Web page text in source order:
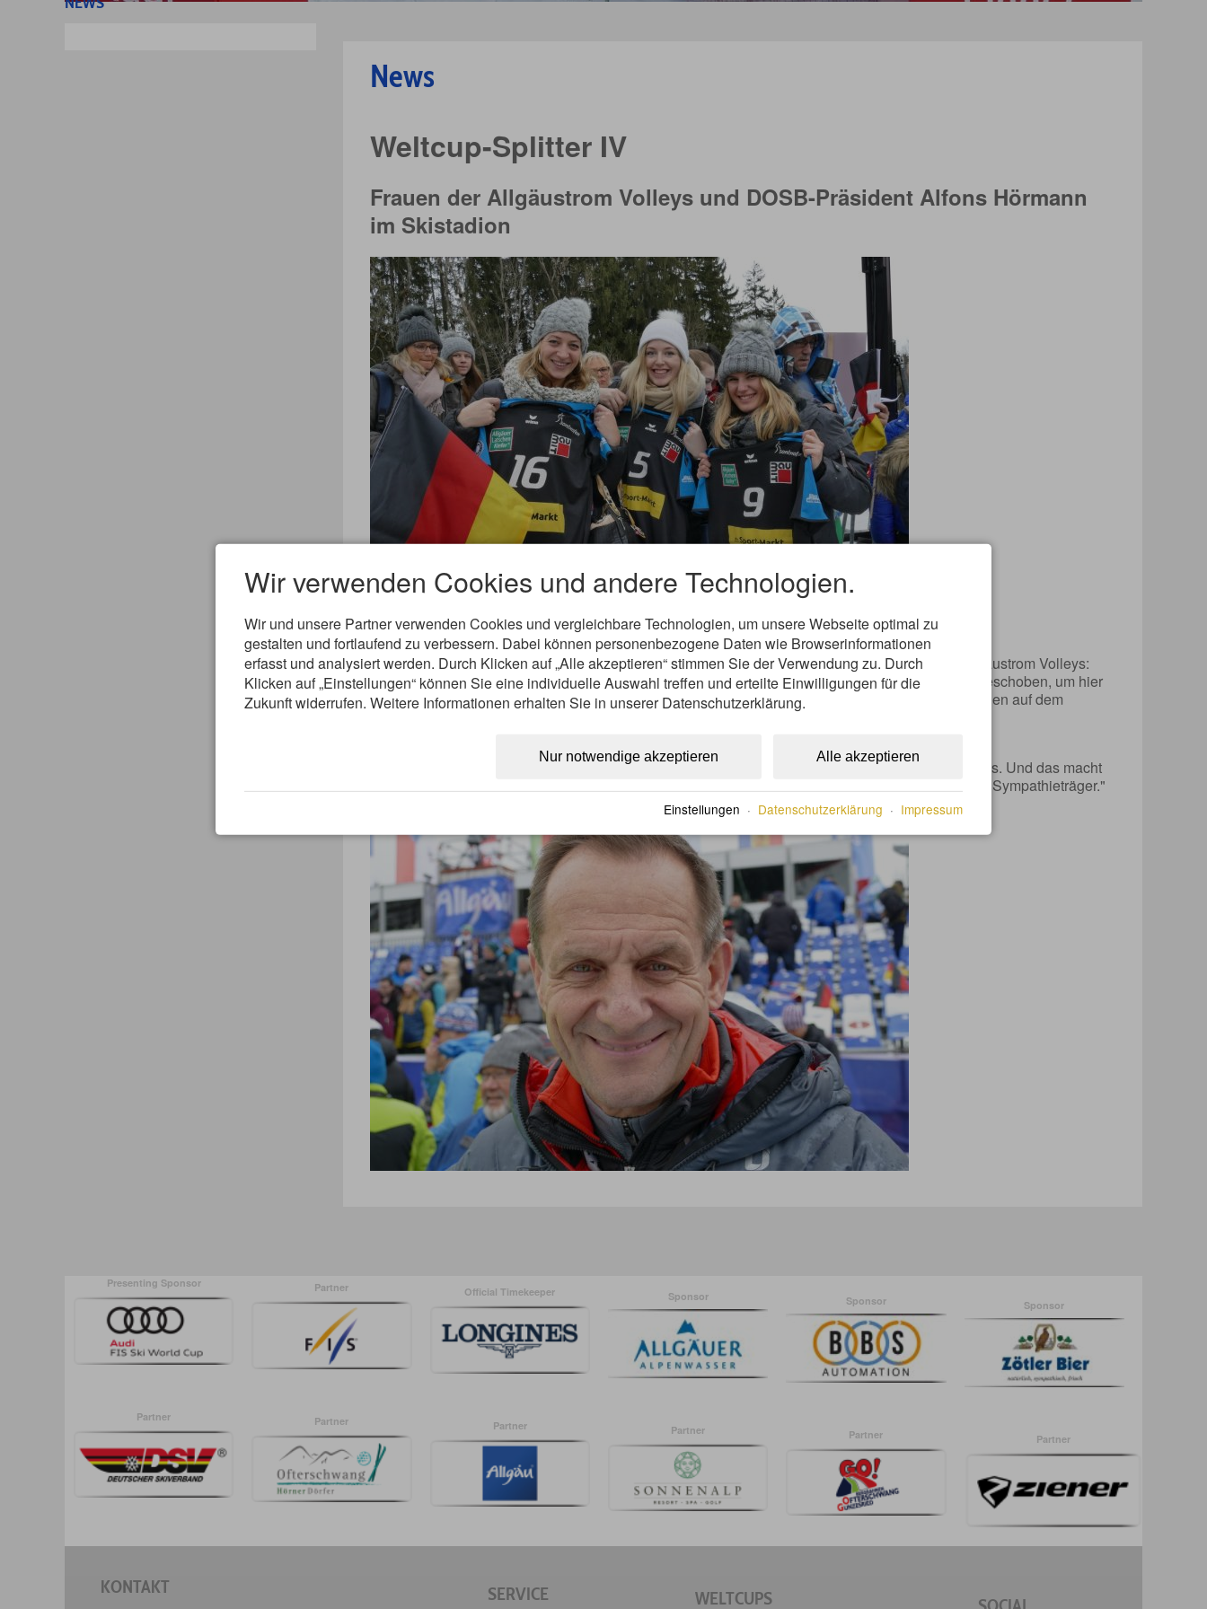
News
Weltcup-Splitter IV
Frauen der Allgäustrom Volleys und DOSB-Präsident Alfons Hörmann
im Skistadion
Nadine Burbrink, Denise Senst, Kathrin Kellervon der Frauen-Bundesligamannschaft der Allgäustrom Volleys:
"Wir sind alle wintersportverrückt, haben extra unseren letzten Spieltag eine Woche nach vorne geschoben, um hier
dabei zu sein. Live und mittendrin ist natürlich das Optimum und tausend Mal besser als das Rennen auf dem
Alfons Hörmann (Präsident der Deutschen Olympischen Sportbundes:
"Kurz und knapp: Marke Ofterschwang. Trotz widriger Wetterbedingungen passt alles, wirklich alles. Und das macht
die Rennen hier zu einer unverkennbaren und einzigartigen Marke mit dem Allgäu als weltweitem Sympathieträger."
Presenting Sponsor Partner Official Timekeeper Sponsor Sponsor Sponsor
Partner Partner Partner Partner Partner Partner
KONTAKT SERVICE WELTCUPS
Wir verwenden Cookies und andere Technologien.
Wir und unsere Partner verwenden Cookies und vergleichbare Technologien, um unsere Webseite optimal zu
gestalten und fortlaufend zu verbessern. Dabei können personenbezogene Daten wie Browserinformationen
erfasst und analysiert werden. Durch Klicken auf „Alle akzeptieren“ stimmen Sie der Verwendung zu. Durch
Klicken auf „Einstellungen“ können Sie eine individuelle Auswahl treffen und erteilte Einwilligungen für die
Zukunft widerrufen. Weitere Informationen erhalten Sie in unserer Datenschutzerklärung.
Alle akzeptieren
Nur notwendige akzeptieren
Einstellungen · Datenschutzerklärung · Impressum